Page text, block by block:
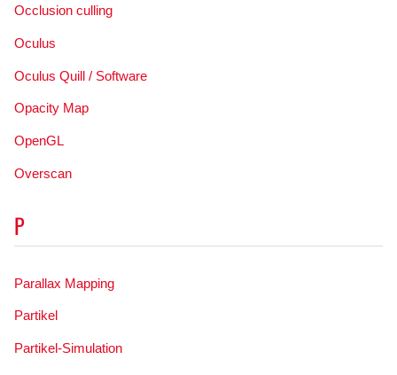
Occlusion culling
Oculus
Oculus Quill / Software
Opacity Map
OpenGL
Overscan
P
Parallax Mapping
Partikel
Partikel-Simulation